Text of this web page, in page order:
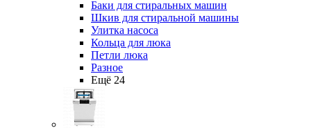
Баки для стиральных машин
Шкив для стиральной машины
Улитка насоса
Кольца для люка
Петли люка
Разное
Ещё 24